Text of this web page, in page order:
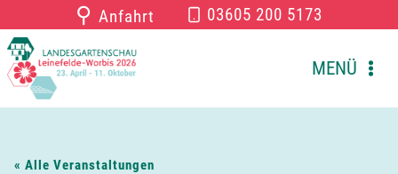
Inhalt
springen
⚲ Anfahrt 03605 200 5173
MENÜ
« Alle Veranstaltungen